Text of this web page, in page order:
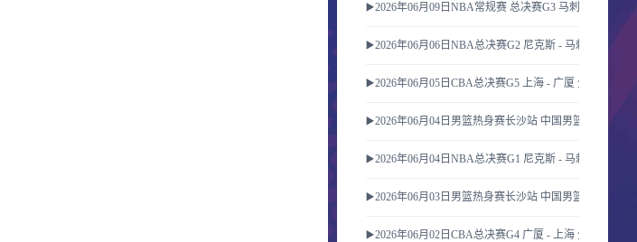
▶️2026年06月09日NBA常规赛 总决赛G3 马刺 - 尼克斯
▶️2026年06月06日NBA总决赛G2 尼克斯 - 马刺 全场录像
▶️2026年06月05日CBA总决赛G5 上海 - 广厦 全场录像
▶️2026年06月04日男篮热身赛长沙站 中国男篮 - FMP拉
▶️2026年06月04日NBA总决赛G1 尼克斯 - 马刺 全场录像
▶️2026年06月03日男篮热身赛长沙站 中国男篮 - FMP拉
▶️2026年06月02日CBA总决赛G4 广厦 - 上海 全场录像